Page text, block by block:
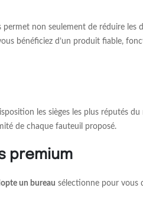
non seulement de réduire les
bénéficiez d’un produit fiable,
les sièges les plus réputés
de chaque fauteuil proposé.
premium
un bureau sélectionne pour vous